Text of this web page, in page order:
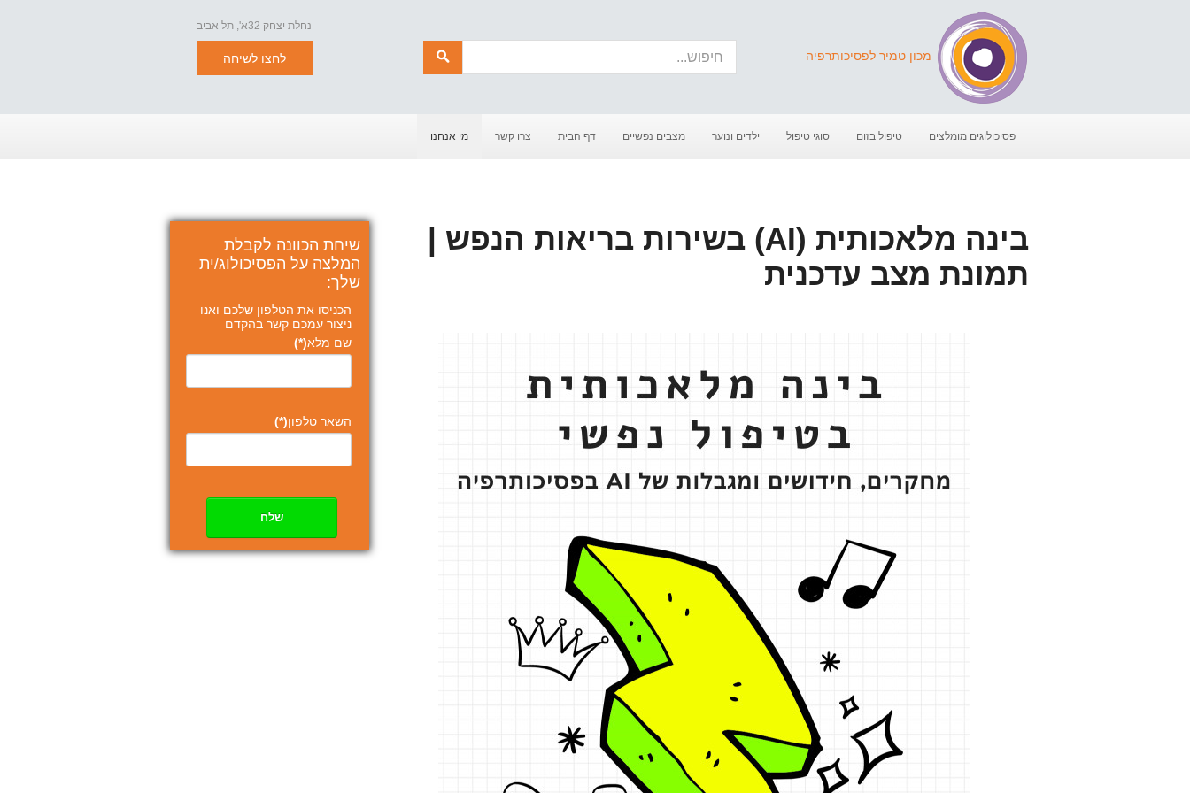
מכון טמיר לפסיכותרפיה
נחלת יצחק 32א', תל אביב
לחצו לשיחה
חיפוש
פסיכולוגים מומלצים טיפול בזום סוגי טיפול ילדים ונוער מצבים נפשיים דף הבית צרו קשר מי אנחנו
בינה מלאכותית (AI) בשירות בריאות הנפש |
תמונת מצב עדכנית
שיחת הכוונה לקבלת
המלצה על הפסיכולוג/ית
שלך:
הכניסו את הטלפון שלכם ואנו
ניצור עמכם קשר בהקדם
שם מלא(*)
השאר טלפון(*)
שלח